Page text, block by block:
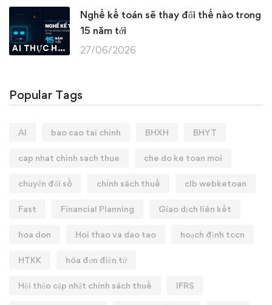
AI THỰC HÀNH
Nghề kế toán sẽ thay đổi thế nào trong
15 năm tới
27/06/2026
Popular Tags
AI bao cao tai chinh BHXH BHYT
cap nhat chinh sach thue che do ke toan moi
chuyển đổi số chính sách thuế clb webketoan
Fast Financial Planning Giao dịch liên kết
hoa don Hoi thao va dao tao hoạch định tccn
HTKK hóa đơn điện tử
Hội thảo cập nhật chính sách thuế IFRS